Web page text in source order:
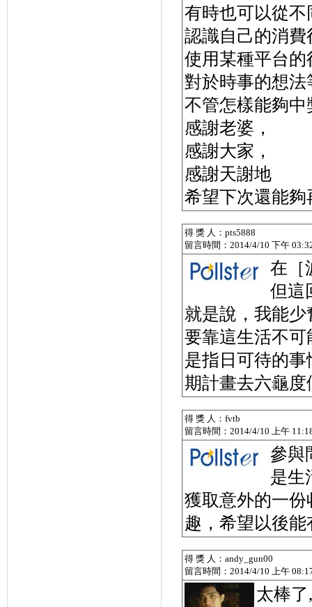
有時也可以從
認識自己的消費
使用某種平台的
對於時事的想法
不管怎樣能夠
感謝老婆，
感謝大家，
感謝天謝地
希望下次還能
得 獎 人：pts5888
留言時間：2014/4/10 下午
在［
但這
就是說，我能
要靠這生活不
是指日可待的
期計畫去六龜
得 獎 人：fvtb
留言時間：2014/4/10 上午
參與
是生
獲取意外的一
趣，希望以後
得 獎 人：andy_gun00
留言時間：2014/4/10 上午
太棒了,